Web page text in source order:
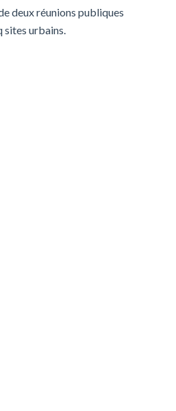
deux réunions publiques
sites urbains.